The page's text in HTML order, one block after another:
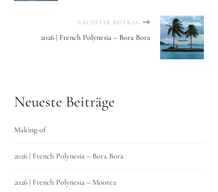
NÄCHSTER BEITRAG
2026 | French Polynesia – Bora Bora
Neueste Beiträge
Making-of
2026 | French Polynesia – Bora Bora
2026 | French Polynesia – Moorea